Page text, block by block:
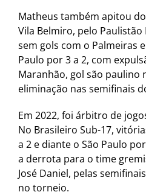
Matheus também apitou
Vila Belmiro, pelo
sem gols com o Palmeiras
Paulo por 3 a 2, com
Maranhão, gol são paulino
eliminação nas semifinais
Em 2022, foi árbitro de
No Brasileiro Sub-17,
a 2 e diante o São Paulo
a derrota para o time
José Daniel, pelas
no torneio.